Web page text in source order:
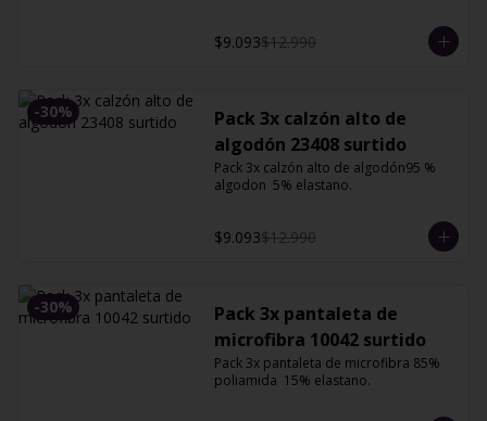
$9.093$12.990
-30%
Pack 3x calzón alto de
algodón 23408 surtido
Pack 3x calzón alto de algodón95 %
algodon  5% elastano.
$9.093$12.990
-30%
Pack 3x pantaleta de
microfibra 10042 surtido
Pack 3x pantaleta de microfibra 85%
poliamida  15% elastano.